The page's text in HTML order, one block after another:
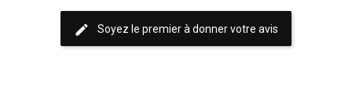
edit Soyez le premier à donner votre avis